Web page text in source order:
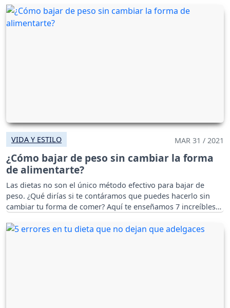
VIDA Y ESTILO MAR 31 / 2021
¿Cómo bajar de peso sin cambiar la forma
de alimentarte?
Las dietas no son el único método efectivo para bajar de
peso. ¿Qué dirías si te contáramos que puedes hacerlo sin
cambiar tu forma de comer? Aquí te enseñamos 7 increíbles